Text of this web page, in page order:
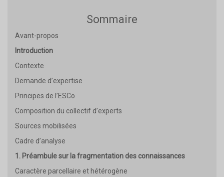
Sommaire
Avant-propos
Introduction
Contexte
Demande d’expertise
Principes de l’ESCo
Composition du collectif d’experts
Sources mobilisées
Cadre d’analyse
1. Préambule sur la fragmentation des connaissances
Caractère parcellaire et hétérogène